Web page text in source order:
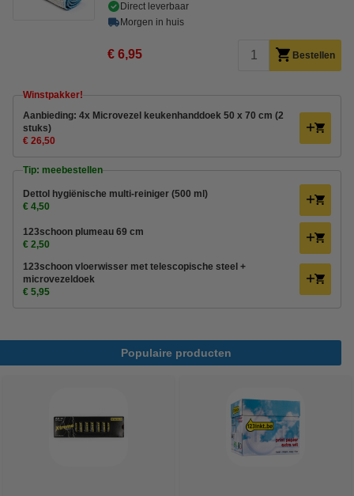
Direct leverbaar
Morgen in huis
€ 6,95 Bestellen
Winstpakker!
Aanbieding: 4x Microvezel keukenhanddoek 50 x 70 cm (2
stuks)
€ 26,50
Tip: meebestellen
Dettol hygiënische multi-reiniger (500 ml)
€ 4,50
123schoon plumeau 69 cm
€ 2,50
123schoon vloerwisser met telescopische steel +
microvezeldoek
€ 5,95
Populaire producten